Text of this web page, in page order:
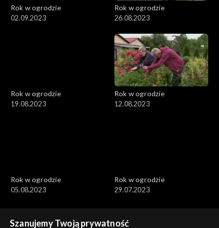
Rok w ogrodzie
02.09.2023
Rok w ogrodzie
26.08.2023
Rok w ogrodzie
19.08.2023
Rok w ogrodzie
12.08.2023
Rok w ogrodzie
05.08.2023
Rok w ogrodzie
29.07.2023
Szanujemy Twoją prywatność